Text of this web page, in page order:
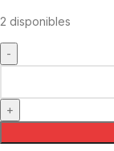
2 disponibles